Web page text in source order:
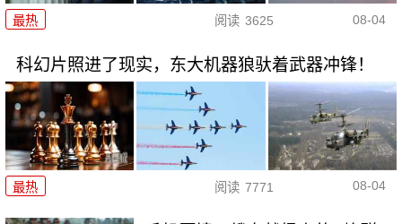
最热 阅读 3625 08-04
科幻片照进了现实，东大机器狼驮着武器冲锋！
最热 阅读 7771 08-04